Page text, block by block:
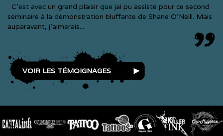
C'est avec un grand plaisir que jai pu assisté pour ce second
séminaire à la démonstration bluffante de Shane O'Neill. Mais
auparavant, j'aimerais...
VOIR LES TÉMOIGNAGES